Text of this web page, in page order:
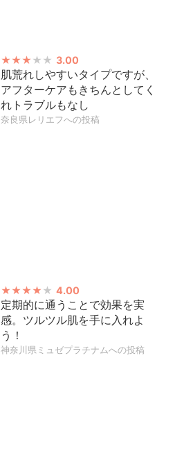
3.00
肌荒れしやすいタイプですが、
アフターケアもきちんとしてく
れトラブルもなし
奈良県レリエフへの投稿
4.00
定期的に通うことで効果を実
感。ツルツル肌を手に入れよ
う！
神奈川県ミュゼプラチナムへの投稿